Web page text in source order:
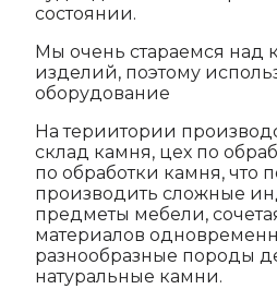
состоянии.
Мы очень стараемся над
изделий, поэтому
оборудование
На териитории
склад камня, цех по
по обработки камня, что
производить сложные
предметы мебели,
материалов
разнообразные породы
натуральные камни.